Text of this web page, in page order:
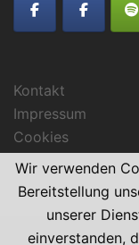
Kontakt
Impressum
Cookies
Wir verwenden
Bereitstellung
unserer
einverstanden,